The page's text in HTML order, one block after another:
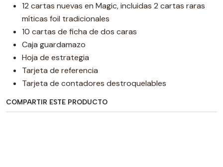
12 cartas nuevas en Magic, incluidas 2 cartas raras
míticas foil tradicionales
10 cartas de ficha de dos caras
Caja guardamazo
Hoja de estrategia
Tarjeta de referencia
Tarjeta de contadores destroquelables
COMPARTIR ESTE PRODUCTO